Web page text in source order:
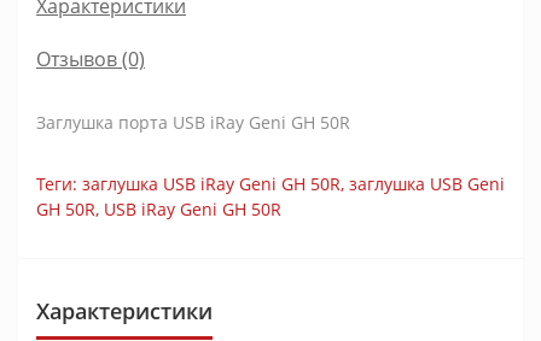
Характеристики
Отзывов (0)
Заглушка порта USB iRay Geni GH 50R
Теги: заглушка USB iRay Geni GH 50R, заглушка USB Geni
GH 50R, USB iRay Geni GH 50R
Характеристики